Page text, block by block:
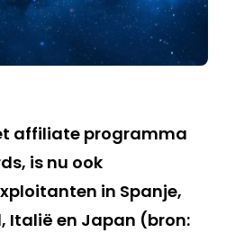
affiliate programma
is nu ook
in Spanje,
Italië en Japan (bron: